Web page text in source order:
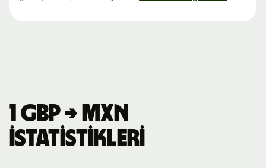
1 GBP → MXN
istatistikleri